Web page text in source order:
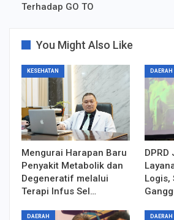
Terhadap GO TO
You Might Also Like
KESEHATAN
Mengurai Harapan Baru
Penyakit Metabolik dan
Degeneratif melalui
Terapi Infus Sel…
DAERAH
DPRD
Logis,
DAERAH DAERAH